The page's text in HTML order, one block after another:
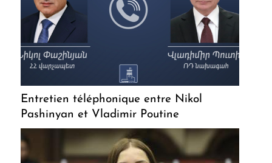
Entretien téléphonique entre Nikol
Pashinyan et Vladimir Poutine